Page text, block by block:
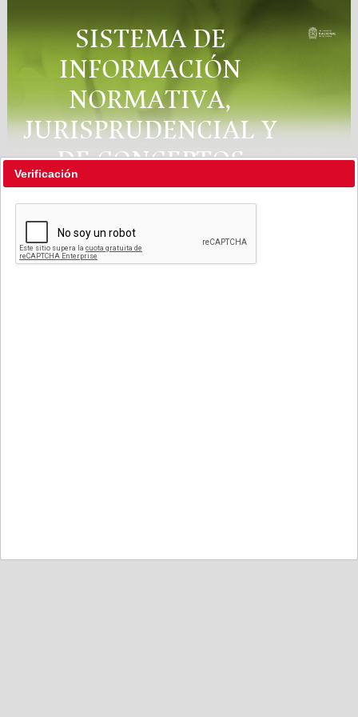
SISTEMA DE
INFORMACIÓN
NORMATIVA,
JURISPRUDENCIAL Y
DE CONCEPTOS
"RÉGIMEN LEGAL"
Verificación